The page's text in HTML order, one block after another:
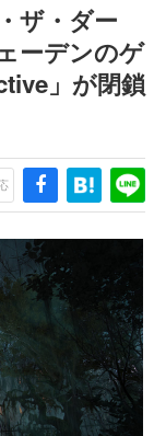
』は、〈試験問題〉
若きクリエイター達
っていきます。
に取材し、ゲームが
えた影響を探る企
なトピック・タイト
ューや識者による
る決定版！
ターの青春〜
るマンガ家・田中圭
の期間限定で開
ザ・ダー
ーデンのゲ
」が閉鎖